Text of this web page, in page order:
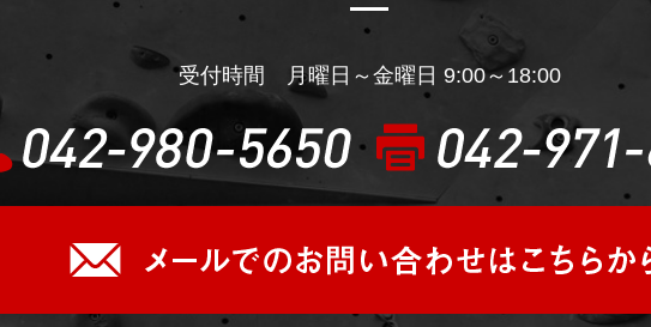
受付時間 月曜日～金曜日 9:00～18:00